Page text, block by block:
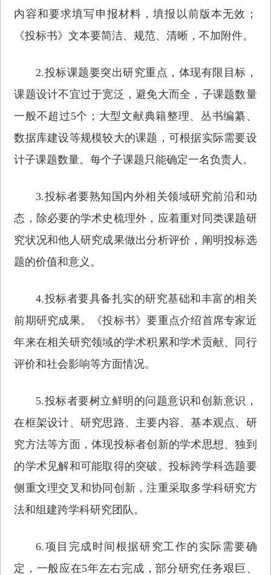
内容和要求填写申报材料，填报以前版本无效；
《投标书》文本要简洁、规范、清晰，不加附件。
2.投标课题要突出研究重点，体现有限目标，
课题设计不宜过于宽泛，避免大而全，子课题数量
一般不超过5个；大型文献典籍整理、丛书编纂、
数据库建设等规模较大的课题，可根据实际需要设
计子课题数量。每个子课题只能确定一名负责人。
3.投标者要熟知国内外相关领域研究前沿和动
态，除必要的学术史梳理外，应着重对同类课题研
究状况和他人研究成果做出分析评价，阐明投标选
题的价值和意义。
4.投标者要具备扎实的研究基础和丰富的相关
前期研究成果。《投标书》要重点介绍首席专家近
年来在相关研究领域的学术积累和学术贡献、同行
评价和社会影响等方面情况。
5.投标者要树立鲜明的问题意识和创新意识，
在框架设计、研究思路、主要内容、基本观点、研
究方法等方面，体现投标者创新的学术思想、独到
的学术见解和可能取得的突破。投标跨学科选题要
侧重文理交叉和协同创新，注重采取多学科研究方
法和组建跨学科研究团队。
6.项目完成时间根据研究工作的实际需要确
定，一般应在5年左右完成，部分研究任务艰巨、